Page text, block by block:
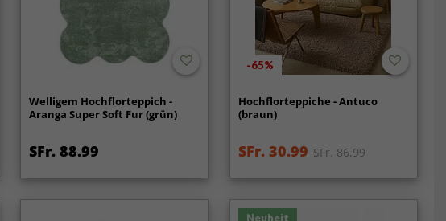
Welligem Hochflorteppich -
Aranga Super Soft Fur (grün)
SFr. 88.99
-65%
Hochflorteppiche - Antuco
(braun)
SFr. 30.99 SFr. 86.99
Neuheit